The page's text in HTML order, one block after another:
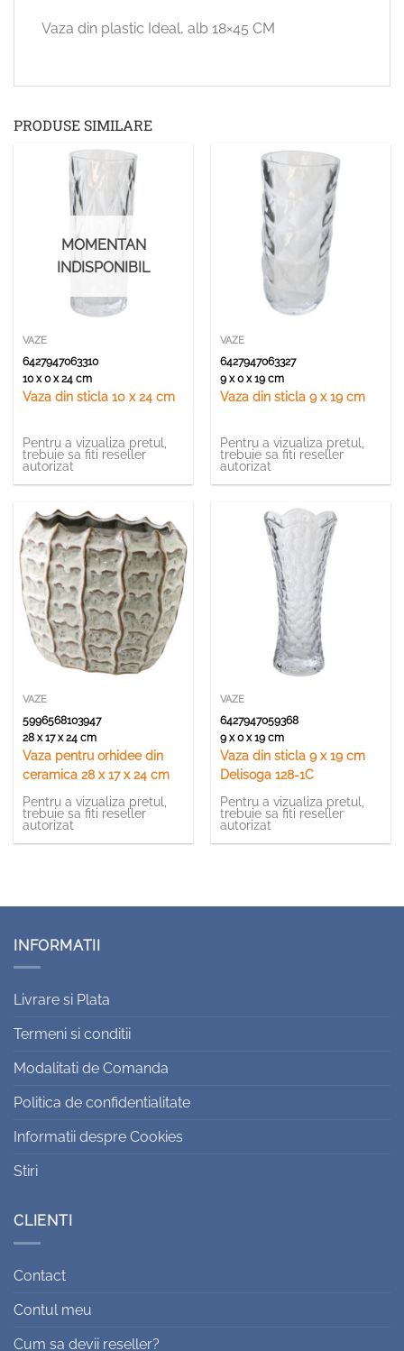
Vaza din plastic Ideal, alb 18×45 CM
PRODUSE SIMILARE
MOMENTAN
INDISPONIBIL
VAZE
6427947063310
10 x 0 x 24 cm
Vaza din sticla 10 x 24 cm
Pentru a vizualiza pretul,
trebuie sa fiti reseller
autorizat
VAZE
6427947063327
9 x 0 x 19 cm
Vaza din sticla 9 x 19 cm
Pentru a vizualiza pretul,
trebuie sa fiti reseller
autorizat
VAZE
5996568103947
28 x 17 x 24 cm
Vaza pentru orhidee din
ceramica 28 x 17 x 24 cm
Pentru a vizualiza pretul,
trebuie sa fiti reseller
autorizat
VAZE
6427947059368
9 x 0 x 19 cm
Vaza din sticla 9 x 19 cm
Delisoga 128-1C
Pentru a vizualiza pretul,
trebuie sa fiti reseller
autorizat
INFORMATII
Livrare si Plata
Termeni si conditii
Modalitati de Comanda
Politica de confidentialitate
Informatii despre Cookies
Stiri
CLIENTI
Contact
Contul meu
Cum sa devii reseller?